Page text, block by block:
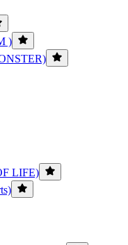
)
LIFE)